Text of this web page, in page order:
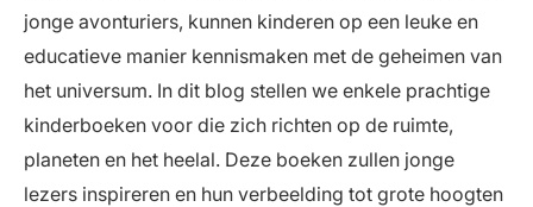
jonge avonturiers, kunnen kinderen op een leuke en
educatieve manier kennismaken met de geheimen van
het universum. In dit blog stellen we enkele prachtige
kinderboeken voor die zich richten op de ruimte,
planeten en het heelal. Deze boeken zullen jonge
lezers inspireren en hun verbeelding tot grote hoogten